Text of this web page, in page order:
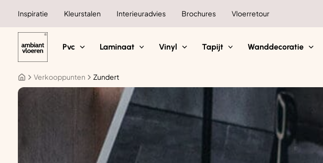
Inspiratie Kleurstalen Interieuradvies Brochures Vloerretour
Pvc Laminaat Vinyl Tapijt Wanddecoratie
Verkooppunten Zundert